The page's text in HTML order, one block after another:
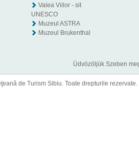
Valea Viilor - sit
UNESCO
Muzeul ASTRA
Muzeul Brukenthal
Üdvözöljük Szeben
de Turism Sibiu. Toate drepturile rezervate.